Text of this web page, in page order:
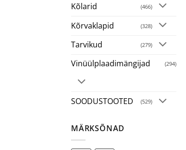
Kõlarid (466)
Kõrvaklapid (328)
Tarvikud (279)
Vinüülplaadimängijad (294)
SOODUSTOOTED (529)
MÄRKSÕNAD